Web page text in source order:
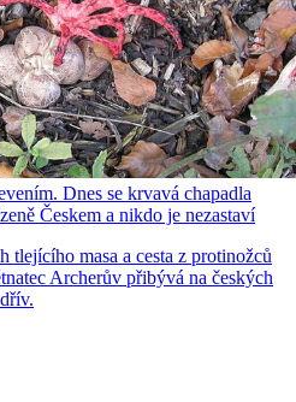
Dnes se krvavá chapadla
Českem a nikdo je nezastaví
tlejícího masa a cesta z protinožců
Archerův přibývá na českých